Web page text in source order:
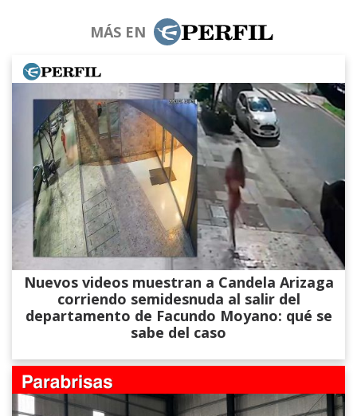
MÁS EN
Nuevos videos muestran a Candela Arizaga
corriendo semidesnuda al salir del
departamento de Facundo Moyano: qué se
sabe del caso